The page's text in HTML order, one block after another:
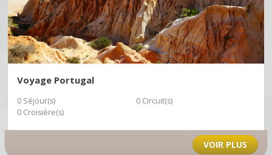
Voyage Portugal
0 Séjour(s)
0 Circuit(s)
0 Croisière(s)
VOIR PLUS